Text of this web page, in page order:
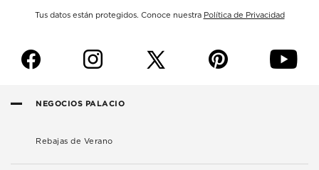
Tus datos están protegidos. Conoce nuestra Política de Privacidad
f i p y
NEGOCIOS PALACIO
Rebajas de Verano